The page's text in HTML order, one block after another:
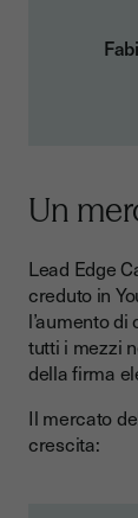
Un
Lead Edge
creduto in
l’aumento
tutti i mezzi
della firma
Il mercato
crescita: